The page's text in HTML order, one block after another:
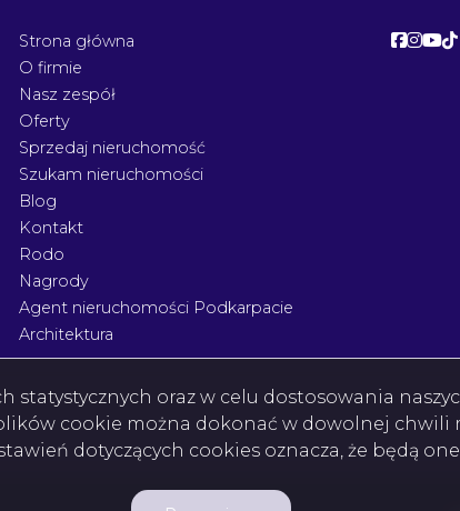
Strona główna
O firmie
Nasz zespół
Oferty
Sprzedaj nieruchomość
Szukam nieruchomości
Blog
Kontakt
Rodo
Nagrody
Agent nieruchomości Podkarpacie
Architektura
statystycznych oraz w celu dostosowania
cookie można dokonać w dowolnej chwili
dotyczących cookies oznacza, że będą